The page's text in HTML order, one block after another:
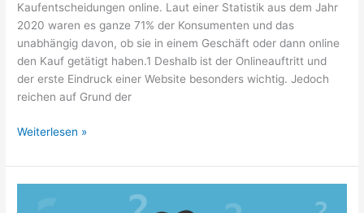
Kaufentscheidungen online. Laut einer Statistik aus dem Jahr
2020 waren es ganze 71% der Konsumenten und das
unabhängig davon, ob sie in einem Geschäft oder dann online
den Kauf getätigt haben.1 Deshalb ist der Onlineauftritt und
der erste Eindruck einer Website besonders wichtig. Jedoch
reichen auf Grund der
Weiterlesen »